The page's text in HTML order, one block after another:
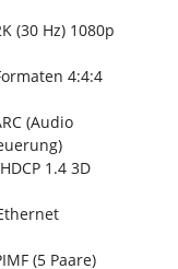
(30 Hz) 1080p
4:4:4
(Audio
1.4 3D
(5 Paare)